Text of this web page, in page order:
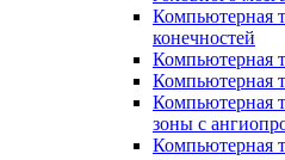
Компьютерная
конечностей
Компьютерная
Компьютерная
Компьютерная
зоны с
Компьютерная